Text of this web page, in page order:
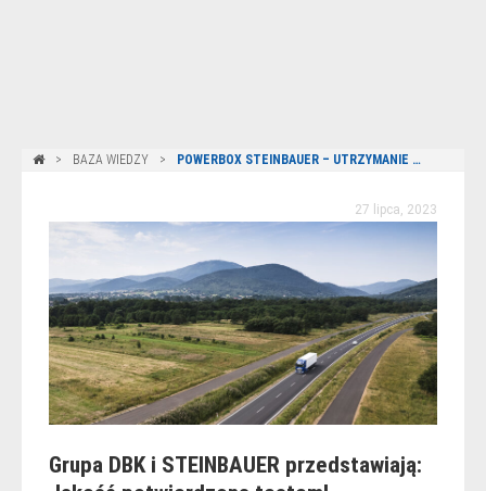
BAZA WIEDZY POWERBOX STEINBAUER – UTRZYMANIE PRĘDKOŚCI NA WYMAGAJĄCYCH WZNIESIENIACH
27 lipca, 2023
Grupa DBK i STEINBAUER przedstawiają: